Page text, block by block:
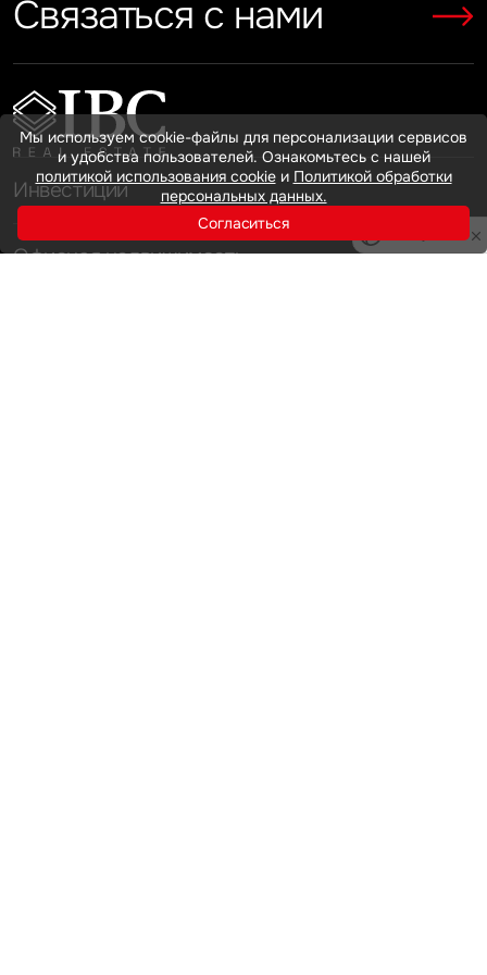
Показать больше
Показать больше
Связаться с нами
Инвестиции
Офисная недвижимость
Мы используем cookie-файлы для персонализации сервисов
и удобства пользователей. Ознакомьтесь с нашей
политикой использования cookieи Политикой обработки
персональных данных.
Согласиться